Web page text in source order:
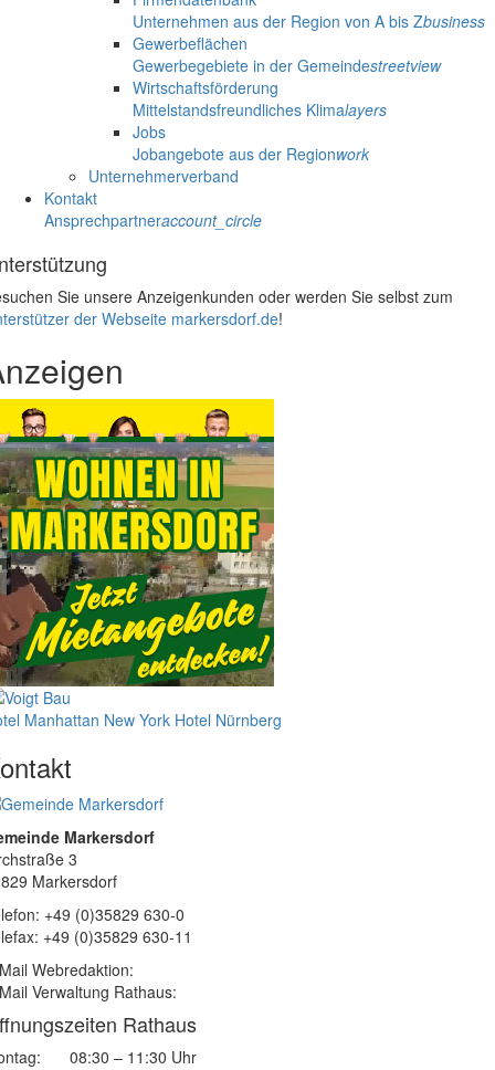
Unternehmen aus der Region von A bis Zbusiness
Gewerbeflächen
Gewerbegebiete in der Gemeindestreetview
Wirtschaftsförderung
Mittelstandsfreundliches Klimalayers
Jobs
Jobangebote aus der Regionwork
Unternehmerverband
Kontakt
Ansprechpartneraccount_circle
Sie unsere Anzeigenkunden oder werden Sie selbst zum
der Webseite markersdorf.de!
Manhattan New York Hotel Nürnberg
Markersdorf
3
Markersdorf
+49 (0)35829 630-0
+49 (0)35829 630-11
Webredaktion:
Verwaltung Rathaus:
Rathaus
08:30 – 11:30 Uhr